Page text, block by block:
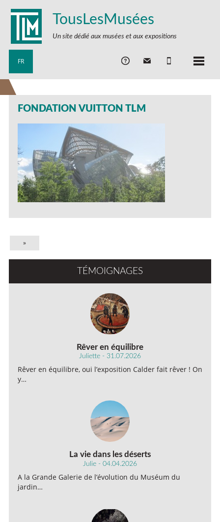
TousLesMusées
Un site dédié aux musées et aux expositions
FR
FONDATION VUITTON TLM
»
TÉMOIGNAGES
Rêver en équilibre
Juliette - 31.07.2026
Rêver en équilibre, oui l’exposition Calder fait rêver ! On
y…
La vie dans les déserts
Julie - 04.04.2026
A la Grande Galerie de l’évolution du Muséum du
jardin…